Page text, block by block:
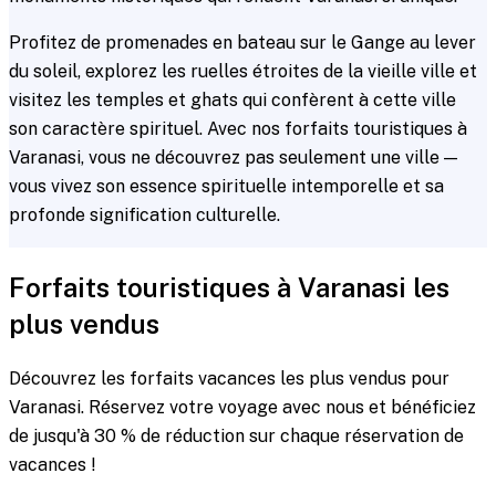
Profitez de promenades en bateau sur le Gange au lever
du soleil, explorez les ruelles étroites de la vieille ville et
visitez les temples et ghats qui confèrent à cette ville
son caractère spirituel. Avec nos forfaits touristiques à
Varanasi, vous ne découvrez pas seulement une ville —
vous vivez son essence spirituelle intemporelle et sa
profonde signification culturelle.
Forfaits touristiques à Varanasi les
plus vendus
Découvrez les forfaits vacances les plus vendus pour
Varanasi. Réservez votre voyage avec nous et bénéficiez
de jusqu'à 30 % de réduction sur chaque réservation de
vacances !